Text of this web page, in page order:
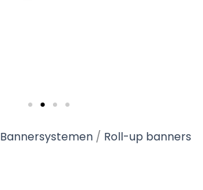
Bannersystemen / Roll-up banners